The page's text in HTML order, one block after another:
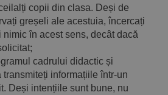
copii din clasa. Deși de
greșeli ale acestuia, încercați
nimic în acest sens, decât dacă
cadrului didactic și
transmiteți informațiile într-un
Deși intențiile sunt bune, nu